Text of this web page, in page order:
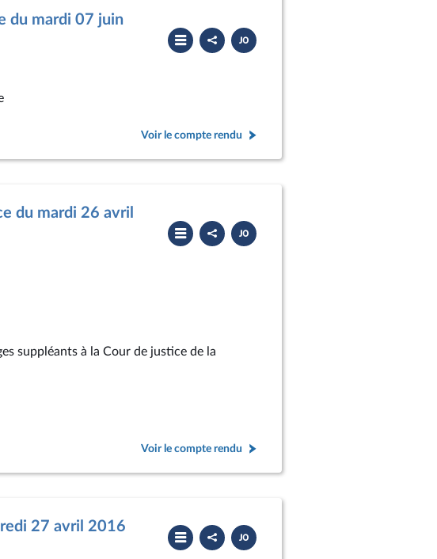
du mardi 07 juin
Partager
le
compte
Télécharger
le
PDF
Voir le compte rendu
du mardi 26 avril
Partager
le
compte
Télécharger
le
PDF
suppléants à la Cour de justice de la
Voir le compte rendu
27 avril 2016
Partager
le
compte
Télécharger
le
PDF